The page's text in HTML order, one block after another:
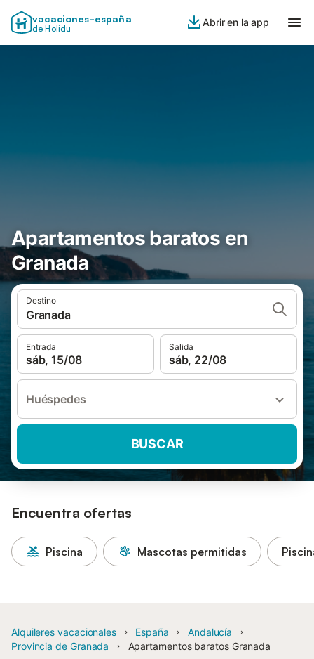
vacaciones-españa
de Holidu
Abrir en la app
Apartamentos baratos en
Granada
Destino
Granada
Entrada
sáb, 15/08
Salida
sáb, 22/08
Huéspedes
BUSCAR
Encuentra ofertas
Piscina Mascotas permitidas
Alquileres vacacionales España
Andalucía
Provincia de Granada
Apartamentos baratos Granada